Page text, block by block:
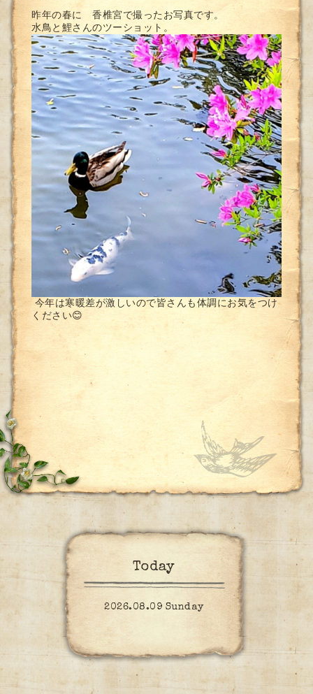
昨年の春に 香椎宮で撮ったお写真です。
水鳥と鯉さんのツーショット。
今年は寒暖差が激しいので皆さんも体調にお気をつけ
ください😊
Today
2026.08.09 Sunday